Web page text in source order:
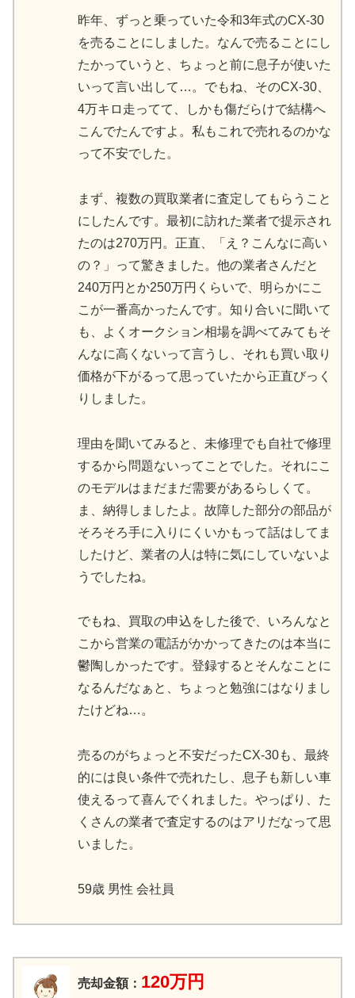
昨年、ずっと乗っていた令和3年式のCX-30
を売ることにしました。なんで売ることにし
たかっていうと、ちょっと前に息子が使いた
いって言い出して…。でもね、そのCX-30、
4万キロ走ってて、しかも傷だらけで結構へ
こんでたんですよ。私もこれで売れるのかな
って不安でした。
まず、複数の買取業者に査定してもらうこと
にしたんです。最初に訪れた業者で提示され
たのは270万円。正直、「え？こんなに高い
の？」って驚きました。他の業者さんだと
240万円とか250万円くらいで、明らかにこ
こが一番高かったんです。知り合いに聞いて
も、よくオークション相場を調べてみてもそ
んなに高くないって言うし、それも買い取り
価格が下がるって思っていたから正直びっく
りしました。
理由を聞いてみると、未修理でも自社で修理
するから問題ないってことでした。それにこ
のモデルはまだまだ需要があるらしくて。
ま、納得しましたよ。故障した部分の部品が
そろそろ手に入りにくいかもって話はしてま
したけど、業者の人は特に気にしていないよ
うでしたね。
でもね、買取の申込をした後で、いろんなと
こから営業の電話がかかってきたのは本当に
鬱陶しかったです。登録するとそんなことに
なるんだなぁと、ちょっと勉強にはなりまし
たけどね…。
売るのがちょっと不安だったCX-30も、最終
的には良い条件で売れたし、息子も新しい車
使えるって喜んでくれました。やっぱり、た
くさんの業者で査定するのはアリだなって思
いました。
59歳 男性 会社員
売却金額： 120万円